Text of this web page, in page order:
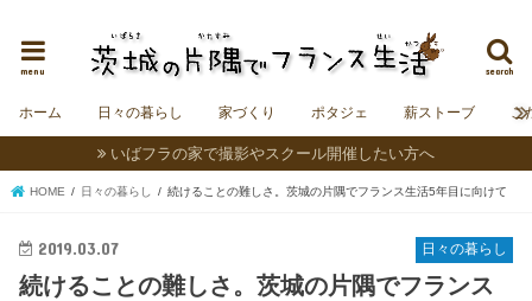
search
menu
ホーム 日々の暮らし 家づくり ポタジェ 薪ストーブ こ
いばフラの家で撮影やスクール開催したい方へ
HOME 日々の暮らし 続けることの難しさ。茨城の片隅でフランス生活5年目に向けて
日々の暮らし
2019.03.07
続けることの難しさ。茨城の片隅でフランス